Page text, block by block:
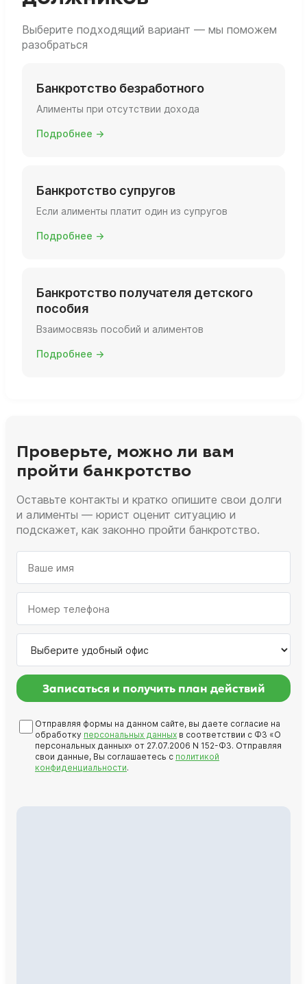
Выберите подходящий вариант — мы поможем
разобраться
Банкротство безработного
Алименты при отсутствии дохода
Подробнее →
Банкротство супругов
Если алименты платит один из супругов
Подробнее →
Банкротство получателя детского
пособия
Взаимосвязь пособий и алиментов
Подробнее →
Проверьте, можно ли вам
пройти банкротство
Оставьте контакты и кратко опишите свои долги
и алименты — юрист оценит ситуацию и
подскажет, как законно пройти банкротство.
Записаться и получить план действий
Отправляя формы на данном сайте, вы даете согласие на
обработку персональных данных в соответствии с ФЗ «О
персональных данных» от 27.07.2006 N 152-ФЗ. Отправляя
свои данные, Вы соглашаетесь с политикой
конфиденциальности.